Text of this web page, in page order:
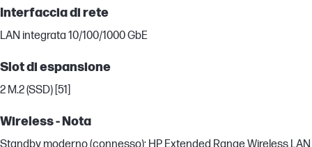
Interfaccia di rete
LAN integrata 10/100/1000 GbE
Slot di espansione
2 M.2 (SSD) [51]
Wireless - Nota
Standby moderno (connesso); HP Extended Range Wireless LAN